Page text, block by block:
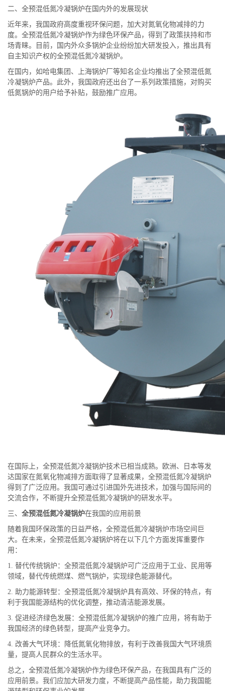
二、全预混低氮冷凝锅炉在国内外的发展现状
近年来，我国政府高度重视环保问题，加大对氮氧化物减排的力
度。全预混低氮冷凝锅炉作为绿色环保产品，得到了政策扶持和市
场青睐。目前，国内外众多锅炉企业纷纷加大研发投入，推出具有
自主知识产权的全预混低氮冷凝锅炉。
在国内，如哈电集团、上海锅炉厂等知名企业均推出了全预混低氮
冷凝锅炉产品。此外，我国政府还出台了一系列政策措施，对购买
低氮锅炉的用户给予补贴，鼓励推广应用。
在国际上，全预混低氮冷凝锅炉技术已相当成熟。欧洲、日本等发
达国家在氮氧化物减排方面取得了显著成果，全预混低氮冷凝锅炉
得到了广泛应用。我国可通过引进国外先进技术，加强与国际间的
交流合作，不断提升全预混低氮冷凝锅炉的研发水平。
三、 全预混低氮冷凝锅炉在我国的应用前景
随着我国环保政策的日益严格，全预混低氮冷凝锅炉市场空间巨
大。在未来，全预混低氮冷凝锅炉将在以下几个方面发挥重要作
用：
1. 替代传统锅炉：全预混低氮冷凝锅炉可广泛应用于工业、民用等
领域，替代传统燃煤、燃气锅炉，实现绿色能源替代。
2. 助力能源转型：全预混低氮冷凝锅炉具有高效、环保的特点，有
利于我国能源结构的优化调整，推动清洁能源发展。
3. 促进经济绿色发展：全预混低氮冷凝锅炉的推广应用，将有助于
我国经济的绿色转型，提高产业竞争力。
4. 改善大气环境：降低氮氧化物排放，有利于改善我国大气环境质
量，提高人民群众的生活水平。
总之，全预混低氮冷凝锅炉作为绿色环保产品，在我国具有广泛的
应用前景。我们应加大研发力度，不断提高产品性能，助力我国能